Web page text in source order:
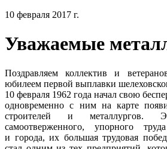
10 февраля 2017 г.
Уважаемые
Поздравляем коллектив и
юбилеем первой выплавки
10 февраля 1962 года начал свою
одновременно с ним на карте
строителей и металлургов.
самоотверженного, упорного
и города, их большая трудовая